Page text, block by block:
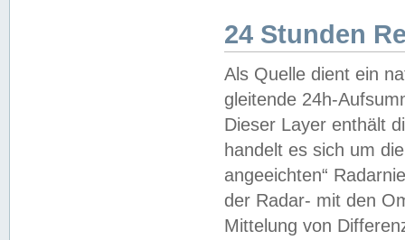
24 Stunden
Als Quelle dient ein
gleitende 24h-
Dieser Layer enthält
handelt es sich um
angeeichten“
der Radar- mit den
Mittelung von